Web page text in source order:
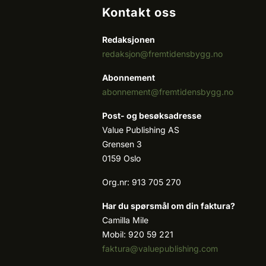
Kontakt oss
Redaksjonen
redaksjon@fremtidensbygg.no
Abonnement
abonnement@fremtidensbygg.no
Post- og besøksadresse
Value Publishing AS
Grensen 3
0159 Oslo
Org.nr: 913 705 270
Har du spørsmål om din faktura?
Camilla Mile
Mobil: 920 59 221
faktura@valuepublishing.com